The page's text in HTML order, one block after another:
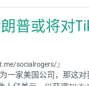
普或将对
socialrogers/』
一家美国公司，那这